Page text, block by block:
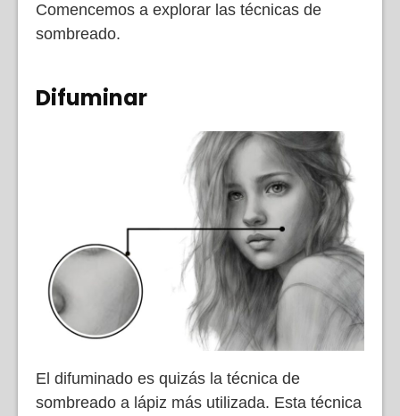
Comencemos a explorar las técnicas de
sombreado.
Difuminar
El difuminado es quizás la técnica de
sombreado a lápiz más utilizada. Esta técnica